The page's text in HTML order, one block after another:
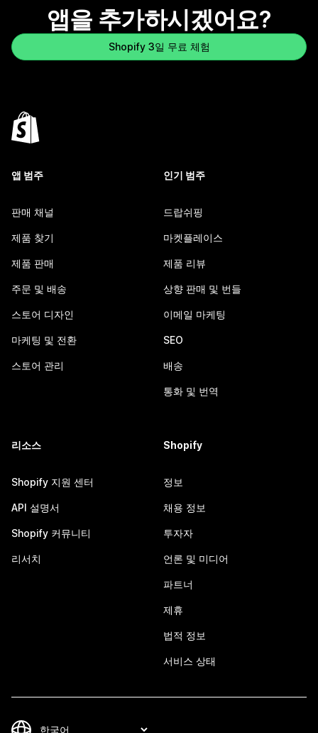
앱을 추가하시겠어요?
Shopify 3일 무료 체험
앱 범주
판매 채널
제품 찾기
제품 판매
주문 및 배송
스토어 디자인
마케팅 및 전환
스토어 관리
인기 범주
드랍쉬핑
마켓플레이스
제품 리뷰
상향 판매 및 번들
이메일 마케팅
SEO
배송
통화 및 번역
리소스
Shopify 지원 센터
API 설명서
Shopify 커뮤니티
리서치
Shopify
정보
채용 정보
투자자
언론 및 미디어
파트너
제휴
법적 정보
서비스 상태